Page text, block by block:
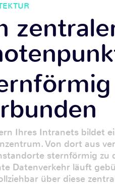
Ihres Intranets bildet
Von dort aus
sternförmig zu
Datenverkehr läuft
über diese